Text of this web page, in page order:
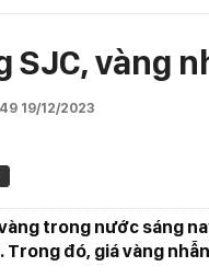
SJC, vàng
19/12/2023
trong nước sáng
Trong đó, giá vàng